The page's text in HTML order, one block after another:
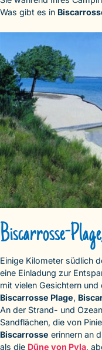
Was gibt es in
Biscarrosse-
Einige Kilometer südlich
eine Einladung zur
mit vielen Gesichtern
Biscarrosse Plage,
An der Strand- und
Sandflächen, die von
Biscarrosse erinnern an
als die Düne von Pyla,